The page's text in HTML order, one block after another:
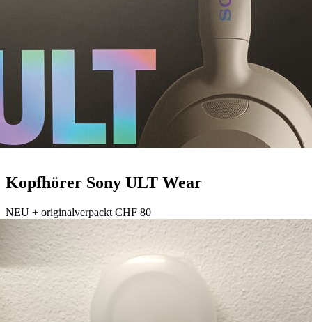
Kopfhörer Sony ULT Wear
NEU + originalverpackt CHF 80